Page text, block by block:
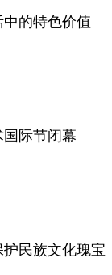
的特色价值
际节闭幕
民族文化瑰宝